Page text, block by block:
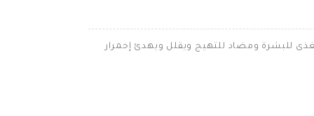
للبشرة ومضاد للتهيج ويقلل ويهدئ إحمرار